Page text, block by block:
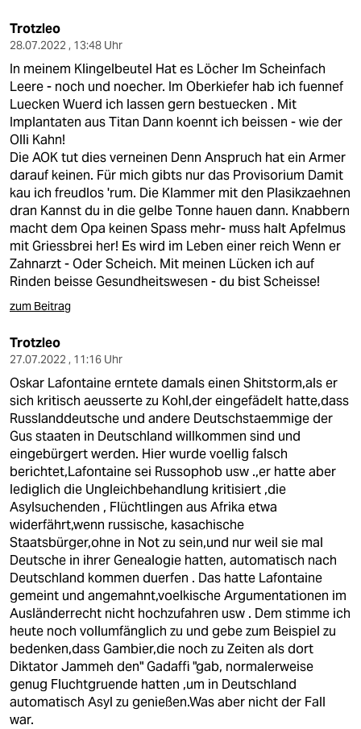
Trotzleo
28.07.2022 , 13:48 Uhr
In meinem Klingelbeutel Hat es Löcher Im Scheinfach
Leere - noch und noecher. Im Oberkiefer hab ich fuennef
Luecken Wuerd ich lassen gern bestuecken . Mit
Implantaten aus Titan Dann koennt ich beissen - wie der
Olli Kahn!
Die AOK tut dies verneinen Denn Anspruch hat ein Armer
darauf keinen. Für mich gibts nur das Provisorium Damit
kau ich freudlos 'rum. Die Klammer mit den Plasikzaehnen
dran Kannst du in die gelbe Tonne hauen dann. Knabbern
macht dem Opa keinen Spass mehr- muss halt Apfelmus
mit Griessbrei her! Es wird im Leben einer reich Wenn er
Zahnarzt - Oder Scheich. Mit meinen Lücken ich auf
Rinden beisse Gesundheitswesen - du bist Scheisse!
zum Beitrag
Trotzleo
27.07.2022 , 11:16 Uhr
Oskar Lafontaine erntete damals einen Shitstorm,als er
sich kritisch aeusserte zu Kohl,der eingefädelt hatte,dass
Russlanddeutsche und andere Deutschstaemmige der
Gus staaten in Deutschland willkommen sind und
eingebürgert werden. Hier wurde voellig falsch
berichtet,Lafontaine sei Russophob usw .,er hatte aber
lediglich die Ungleichbehandlung kritisiert ,die
Asylsuchenden , Flüchtlingen aus Afrika etwa
widerfährt,wenn russische, kasachische
Staatsbürger,ohne in Not zu sein,und nur weil sie mal
Deutsche in ihrer Genealogie hatten, automatisch nach
Deutschland kommen duerfen . Das hatte Lafontaine
gemeint und angemahnt,voelkische Argumentationen im
Ausländerrecht nicht hochzufahren usw . Dem stimme ich
heute noch vollumfänglich zu und gebe zum Beispiel zu
bedenken,dass Gambier,die noch zu Zeiten als dort
Diktator Jammeh den" Gadaffi "gab, normalerweise
genug Fluchtgruende hatten ,um in Deutschland
automatisch Asyl zu genießen.Was aber nicht der Fall
war.